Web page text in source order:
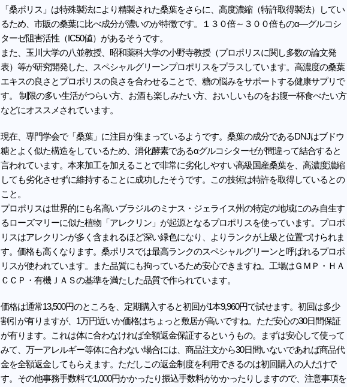
「桑ポリス」は特殊製法により精製された桑葉をさらに、高度濃縮（特許取得製法）してい
るため、市販の桑葉に比べ成分が濃いのが特徴です。１３０倍～３００倍ものα―グルコシ
ターゼ阻害活性（IC50値）があるそうです。
また、玉川大学の八並教授、昭和薬科大学の小野寺教授（プロポリスに関し多数の論文発
表）等が研究開発した、スペシャルグリーンプロポリスをプラスしています。高濃度の桑葉
エキスの良さとプロポリスの良さを合わせることで、糖の悩みをサポートする健康サプリで
す。 制限の多い生活がつらい方、お酒も楽しみたい方、おいしいものをお腹一杯食べたい方
などにオススメされています。
現在、専門学会で「桑葉」に注目が集まっているようです。桑葉の成分であるDNJはブドウ
糖とよく似た構造をしているため、消化酵素であるαグルコシターゼが間違って結合すると
言われています。本来加工を加えることで非常に劣化しやすい高級国産桑葉を、高濃度濃縮
しても劣化させずに維持することに成功したそうです。この技術は特許を取得しているとの
こと。
プロポリスは世界的にも名高いブラジルのミナス・ジェライス州の特定の地域にのみ自生す
るローズマリーに似た植物「アレクリン」が起源となるプロポリスを使っています。プロポ
リスはアレクリンが多く含まれるほど深い緑色になり、よりランクが上級と位置づけられま
す。価格も高くなります。桑ポリスでは最高ランクのスペシャルグリーンと呼ばれるプロポ
リスが使われています。また品質にも拘っているため安心できますね。工場はＧＭＰ・ＨＡ
ＣＣＰ・有機ＪＡＳの基準を満たした品質で作られています。
価格は通常13,500円のところを、定期購入すると初回が1本9,960円で試せます。初回は多少
割引が有りますが、1万円近いか価格はちょっと敷居が高いですね。ただ安心の30日間保証
が有ります。これは体に合わなければ全額返金保証するというもの。まずは安心して使って
みて、万一アレルギー等体に合わない場合には、商品注文から30日間いないであれば商品代
金を全額返金してもらえます。ただしこの返金制度を利用できるのは初回購入の人だけで
す。その他事務手数料で1,000円かかったり振込手数料がかかったりしますので、注意事項を